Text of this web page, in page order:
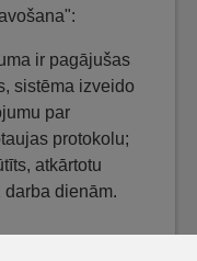
ir pagājušas
sistēma izveido
par
protokolu;
atkārtotu
dienām.